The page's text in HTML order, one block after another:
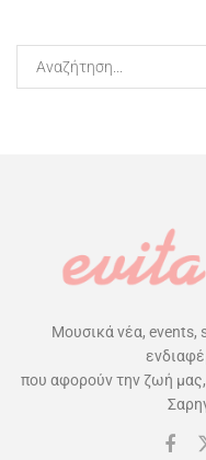
Μουσικά νέα, events,
που αφορούν την ζωή